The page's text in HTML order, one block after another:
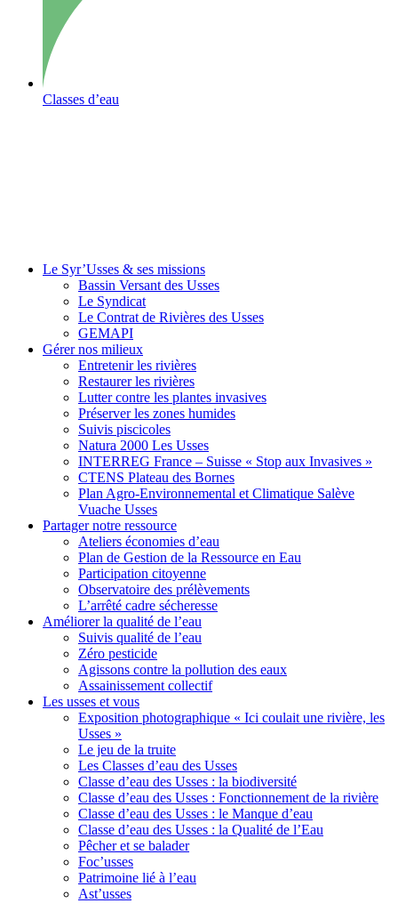
Classes d’eau
Le Syr’Usses & ses missions
Bassin Versant des Usses
Le Syndicat
Le Contrat de Rivières des Usses
GEMAPI
Gérernos milieux
Entretenir les rivières
Restaurer les rivières
Lutter contre les plantes invasives
Préserver les zones humides
Suivis piscicoles
Natura 2000 Les Usses
INTERREG France – Suisse « Stop aux Invasives »
CTENS Plateau des Bornes
Plan Agro-Environnemental et Climatique Salève
Vuache Usses
Partagernotre ressource
Ateliers économies d’eau
Plan de Gestion de la Ressource en Eau
Participation citoyenne
Observatoire des prélèvements
L’arrêté cadre sécheresse
Améliorerla qualité de l’eau
Suivis qualité de l’eau
Zéro pesticide
Agissons contre la pollution des eaux
Assainissement collectif
Les usses et vous
Exposition photographique « Ici coulait une rivière, les
Usses »
Le jeu de la truite
Les Classes d’eau des Usses
Classe d’eau des Usses : la biodiversité
Classe d’eau des Usses : Fonctionnement de la rivière
Classe d’eau des Usses : le Manque d’eau
Classe d’eau des Usses : la Qualité de l’Eau
Pêcher et se balader
Foc’usses
Patrimoine lié à l’eau
Ast’usses